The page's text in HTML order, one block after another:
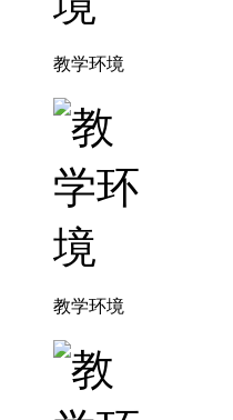
教学环境
教学环境